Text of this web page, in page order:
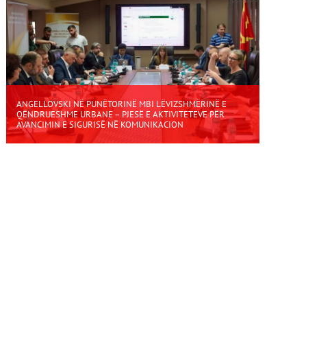
ANGELLOVSKI NË PUNËTORINË MBI LËVIZSHMËRINË E
QËNDRUESHME URBANE – PJESË E AKTIVITETEVE PËR
AVANCIMIN E SIGURISË NË KOMUNIKACION